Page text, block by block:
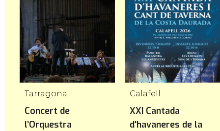
Tarragona
Concert de
l’Orquestra
Calafell
XXI Cantada
d'havaneres de la